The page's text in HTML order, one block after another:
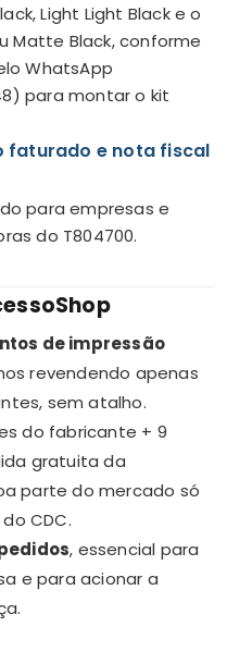
Light Light Black e o
Matte Black, conforme
WhatsApp
para montar o kit
faturado e nota fiscal
para empresas e
do T804700.
de impressão
revendendo apenas
sem atalho.
do fabricante + 9
gratuita da
parte do mercado só
CDC.
, essencial para
e para acionar a